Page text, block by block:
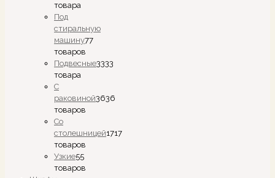
товара
Под
стиральную
машину77
товаров
Подвесные3333
товара
С
раковиной3636
товаров
Со
столешницей1717
товаров
Узкие55
товаров